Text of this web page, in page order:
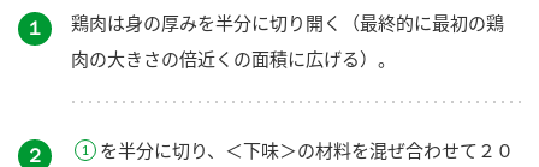
１
鶏肉は身の厚みを半分に切り開く（最終的に最初の鶏
肉の大きさの倍近くの面積に広げる）。
２
を半分に切り、＜下味＞の材料を混ぜ合わせて２０